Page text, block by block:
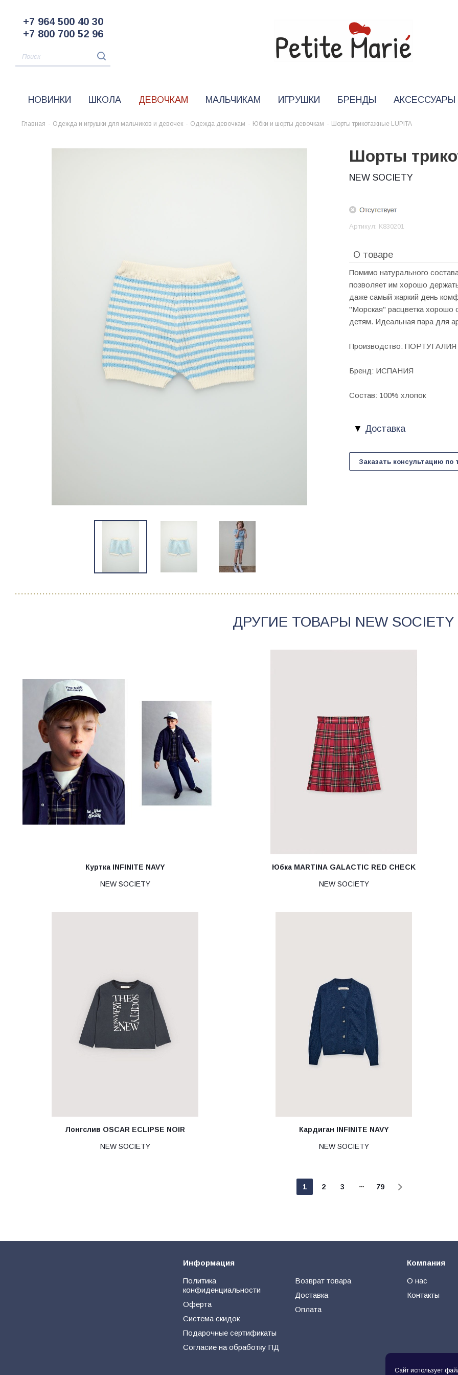
+7 964 500 40 30
+7 800 700 52 96
НОВИНКИ ШКОЛА ДЕВОЧКАМ МАЛЬЧИКАМ ИГРУШКИ БРЕНДЫ АКСЕССУАРЫ
Главная - Одежда и игрушки для мальчиков и девочек - Одежда девочкам - Юбки и шорты девочкам - Шорты трикотажные LUPITA
Шорты
NEW SOCIETY
Артикул: K830201
О товаре
Помимо натурального
позволяет им хорошо
даже самый жаркий день
"Морская" расцветка хорошо
детям. Идеальная пара для
Производство: ПОРТУГАЛИЯ
Бренд: ИСПАНИЯ
Состав: 100% хлопок
Доставка
Заказать консультацию по
ДРУГИЕ ТОВАРЫ NEW SOCIETY
Куртка INFINITE NAVY
NEW SOCIETY
Юбка MARTINA GALACTIC RED CHECK
NEW SOCIETY
Лонгслив OSCAR ECLIPSE NOIR
NEW SOCIETY
Кардиган INFINITE NAVY
NEW SOCIETY
1 2 3 79
Информация
Политика
конфиденциальности
Оферта
Система скидок
Подарочные сертификаты
Согласие на обработку ПД
Возврат товара
Доставка
Оплата
Компания
О нас
Контакты
Сайт использует